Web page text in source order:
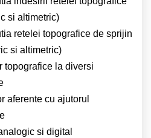
si altimetric)
retelei topografice de sprijin
si altimetric)
topografice la diversi
aferente cu ajutorul
si digital